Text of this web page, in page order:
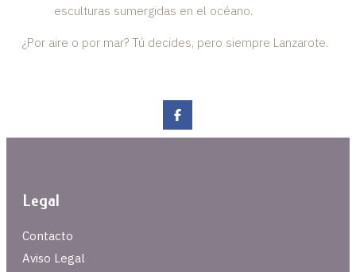
esculturas sumergidas en el océano.
¿Por aire o por mar? Tú decides, pero siempre Lanzarote.
Legal
Contacto
Aviso Legal